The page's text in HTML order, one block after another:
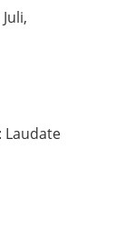
Laudate